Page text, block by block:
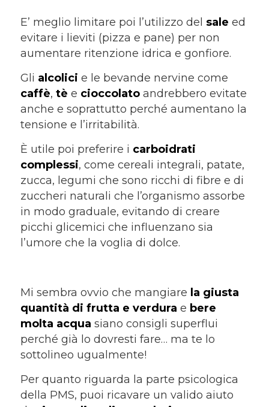
E’ meglio limitare poi l’utilizzo del sale ed
evitare i lieviti (pizza e pane) per non
aumentare ritenzione idrica e gonfiore.
Gli alcolici e le bevande nervine come
caffè, tè e cioccolatoandrebbero evitate
anche e soprattutto perché aumentano la
tensione e l’irritabilità.
È utile poi preferire i carboidrati
complessi, come cereali integrali, patate,
zucca, legumi che sono ricchi di fibre e di
zuccheri naturali che l’organismo assorbe
in modo graduale, evitando di creare
picchi glicemici che influenzano sia
l’umore che la voglia di dolce.
Mi sembra ovvio che mangiare la giusta
quantità di frutta e verdura e bere
molta acqua siano consigli superflui
perché già lo dovresti fare… ma te lo
sottolineo ugualmente!
Per quanto riguarda la parte psicologica
della PMS, puoi ricavare un valido aiuto